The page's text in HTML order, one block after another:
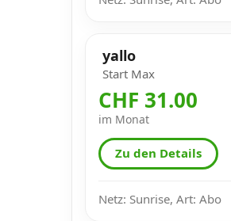
yallo
Start Max
CHF 31.00
im Monat
Zu den Details
Netz: Sunrise, Art: Abo